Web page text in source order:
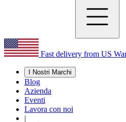
Fast delivery from US
I Nostri Marchi
Blog
Azienda
Eventi
Lavora con noi
|